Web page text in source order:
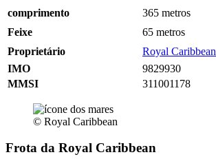
comprimento
365 metros
Feixe
65 metros
Proprietário
Royal Caribbean
IMO
9829930
MMSI
311001178
© Royal Caribbean
Frota da Royal Caribbean